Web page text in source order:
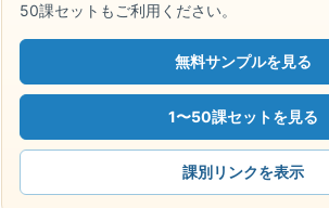
50課セットもご利用ください。
無料サンプルを見る
1〜50課セットを見る
課別リンクを表示